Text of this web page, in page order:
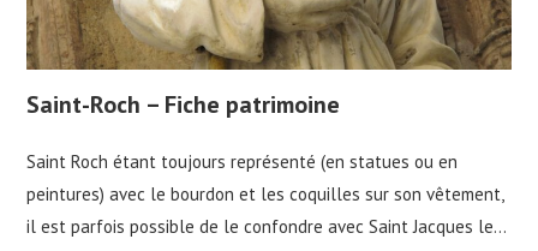
Saint-Roch – Fiche patrimoine
Saint Roch étant toujours représenté (en statues ou en
peintures) avec le bourdon et les coquilles sur son vêtement,
il est parfois possible de le confondre avec Saint Jacques le…